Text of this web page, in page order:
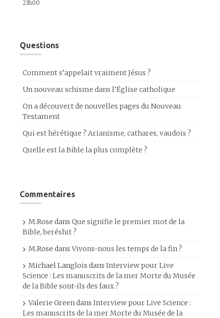
23h00
Questions
Comment s’appelait vraiment Jésus ?
Un nouveau schisme dans l’Église catholique
On a découvert de nouvelles pages du Nouveau
Testament
Qui est hérétique ? Arianisme, cathares, vaudois ?
Quelle est la Bible la plus complète ?
Commentaires
M.Rose dans Que signifie le premier mot de la
Bible, beréshit ?
M.Rose dansVivons-nous les temps de la fin ?
Michael Langlois dans Interview pour Live
Science : Les manuscrits de la mer Morte du Musée
de la Bible sont-ils des faux ?
Valerie Greendans Interview pour Live Science :
Les manuscrits de la mer Morte du Musée de la